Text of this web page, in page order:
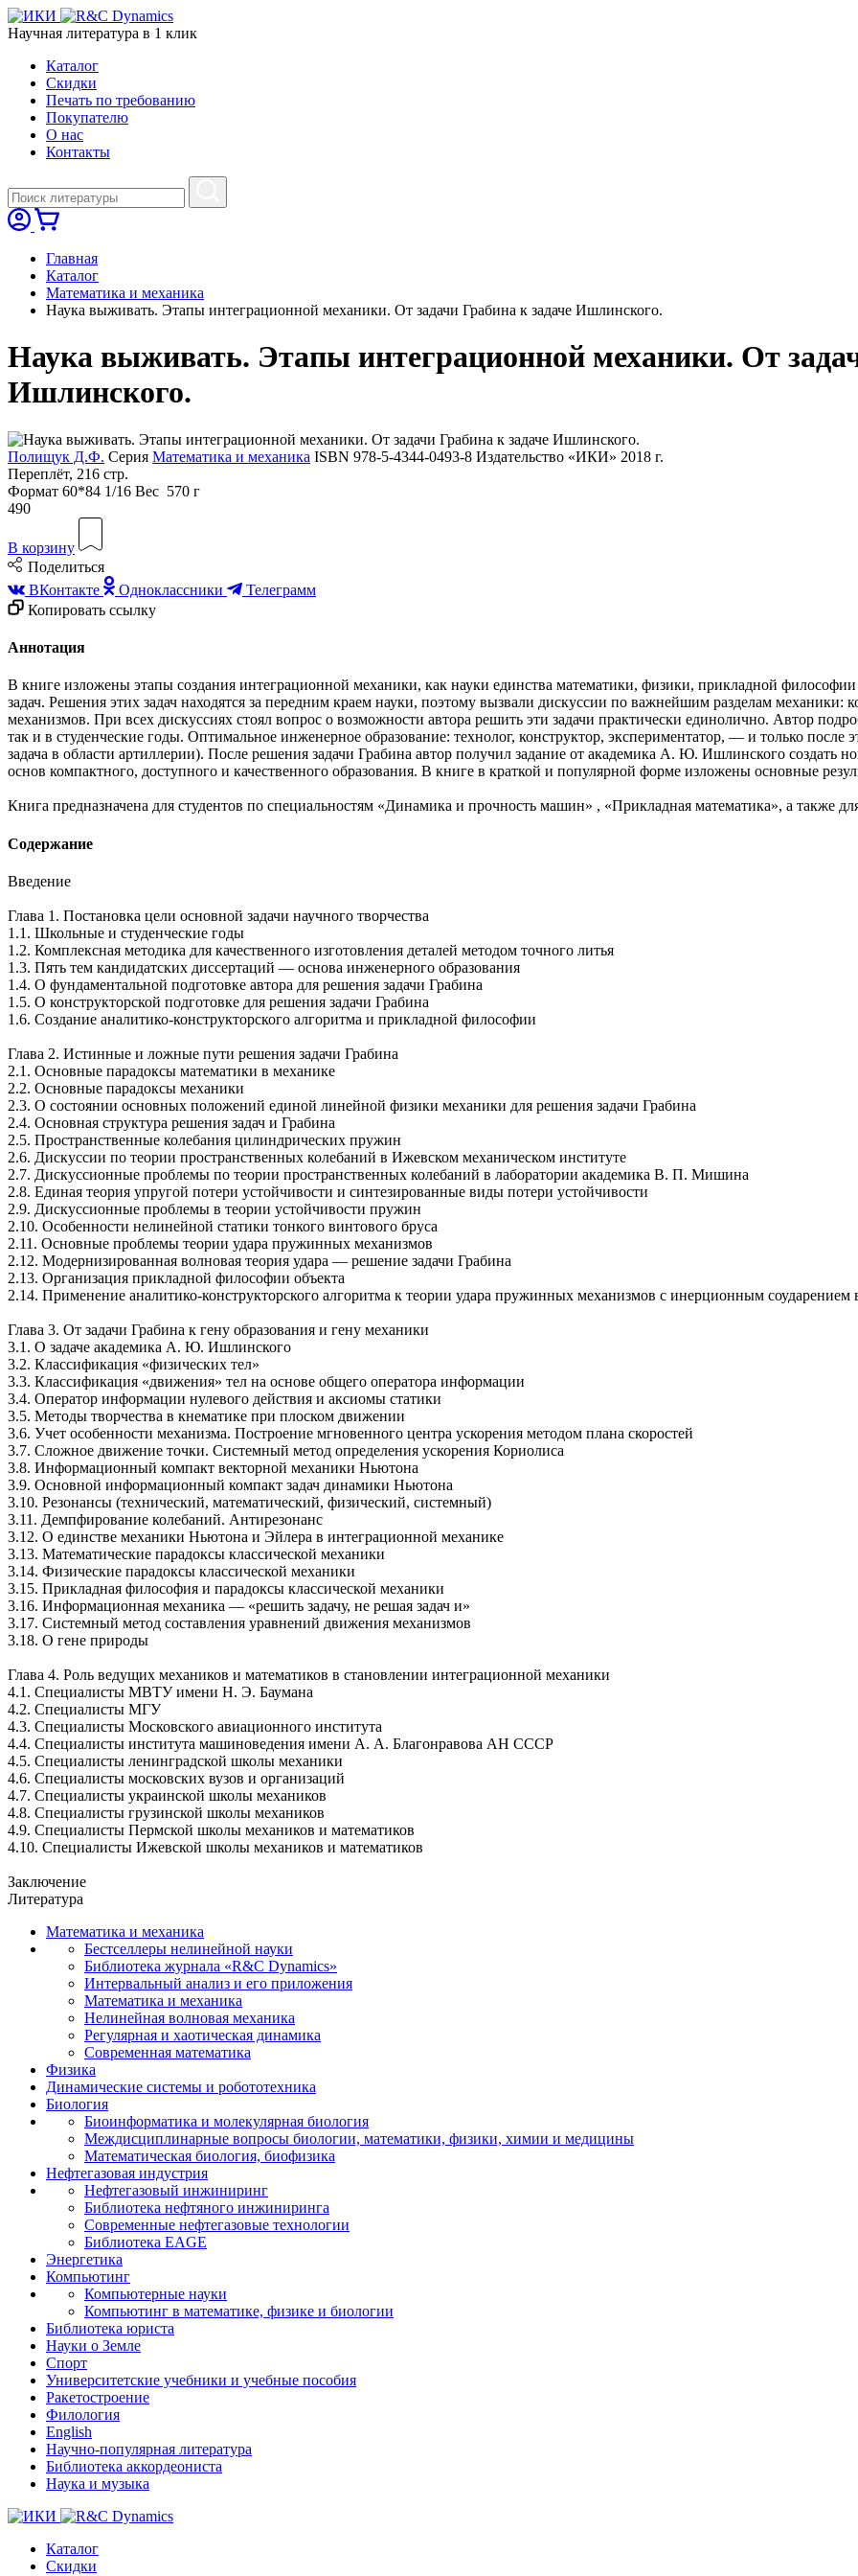
Научная литература в 1 клик
Каталог
Cкидки
Печать по требованию
Покупателю
О нас
Контакты
Главная
Каталог
Математика и механика
Наука выживать. Этапы интеграционной механики. От задачи Грабина к задаче Ишлинского.
Наука выживать. Этапы интеграционной механики. От
Ишлинского.
Полищук Д.Ф. Серия Математика и механика ISBN 978-5-4344-0493-8 Издательство «ИКИ» 2018 г.
Переплёт, 216 стр.
Формат 60*84 1/16 Вес 570 г
490
В корзину
Поделиться
ВКонтакте
Одноклассники
Телеграмм
Копировать ссылку
Аннотация
В книге изложены этапы создания интеграционной механики, как науки единства математики, физики, прикладной
задач. Решения этих задач находятся за передним краем науки, поэтому вызвали дискуссии по важнейшим разделам
механизмов. При всех дискуссиях стоял вопрос о возможности автора решить эти задачи практически единолично. Автор
так и в студенческие годы. Оптимальное инженерное образование: технолог, конструктор, экспериментатор, — и только после
задача в области артиллерии). После решения задачи Грабина автор получил задание от академика А. Ю. Ишлинского создать
основ компактного, доступного и качественного образования. В книге в краткой и популярной форме изложены основные
Книга предназначена для студентов по специальностям «Динамика и прочность машин» , «Прикладная математика», а также
Содержание
Введение
Глава 1. Постановка цели основной задачи научного творчества
1.1. Школьные и студенческие годы
1.2. Комплексная методика для качественного изготовления деталей методом точного литья
1.3. Пять тем кандидатских диссертаций — основа инженерного образования
1.4. О фундаментальной подготовке автора для решения задачи Грабина
1.5. О конструкторской подготовке для решения задачи Грабина
1.6. Создание аналитико-конструкторского алгоритма и прикладной философии
Глава 2. Истинные и ложные пути решения задачи Грабина
2.1. Основные парадоксы математики в механике
2.2. Основные парадоксы механики
2.3. О состоянии основных положений единой линейной физики механики для решения задачи Грабина
2.4. Основная структура решения задач и Грабина
2.5. Пространственные колебания цилиндрических пружин
2.6. Дискуссии по теории пространственных колебаний в Ижевском механическом институте
2.7. Дискуссионные проблемы по теории пространственных колебаний в лаборатории академика В. П. Мишина
2.8. Единая теория упругой потери устойчивости и синтезированные виды потери устойчивости
2.9. Дискуссионные проблемы в теории устойчивости пружин
2.10. Особенности нелинейной статики тонкого винтового бруса
2.11. Основные проблемы теории удара пружинных механизмов
2.12. Модернизированная волновая теория удара — решение задачи Грабина
2.13. Организация прикладной философии объекта
2.14. Применение аналитико-конструкторского алгоритма к теории удара пружинных механизмов с инерционным соударением
Глава 3. От задачи Грабина к гену образования и гену механики
3.1. О задаче академика А. Ю. Ишлинского
3.2. Классификация «физических тел»
3.3. Классификация «движения» тел на основе общего оператора информации
3.4. Оператор информации нулевого действия и аксиомы cтатики
3.5. Методы творчества в кнематике при плоском движении
3.6. Учет особенности механизма. Построение мгновенного центра ускорения методом плана скоростей
3.7. Сложное движение точки. Системный метод определения ускорения Кориолиса
3.8. Информационный компакт векторной механики Ньютона
3.9. Основной информационный компакт задач динамики Ньютона
3.10. Резонансы (технический, математический, физический, системный)
3.11. Демпфирование колебаний. Антирезонанс
3.12. О единстве механики Ньютона и Эйлера в интеграционной механике
3.13. Математические парадоксы классической механики
3.14. Физические парадоксы классической механики
3.15. Прикладная философия и парадоксы классической механики
3.16. Информационная механика — «решить задачу, не решая задач и»
3.17. Системный метод составления уравнений движения механизмов
3.18. О гене природы
Глава 4. Роль ведущих механиков и математиков в становлении интеграционной механики
4.1. Специалисты МВТУ имени Н. Э. Баумана
4.2. Специалисты МГУ
4.3. Специалисты Московского авиационного института
4.4. Специалисты института машиноведения имени А. А. Благонравова АН СССР
4.5. Специалисты ленинградской школы механики
4.6. Специалисты московских вузов и организаций
4.7. Специалисты украинской школы механиков
4.8. Специалисты грузинской школы механиков
4.9. Специалисты Пермской школы механиков и математиков
4.10. Специалисты Ижевской школы механиков и математиков
Заключение
Литература
Математика и механика
Бестселлеры нелинейной науки
Библиотека журнала «R&C Dynamics»
Интервальный анализ и его приложения
Математика и механика
Нелинейная волновая механика
Регулярная и хаотическая динамика
Современная математика
Физика
Динамические системы и робототехника
Биология
Биоинформатика и молекулярная биология
Междисциплинарные вопросы биологии, математики, физики, химии и медицины
Математическая биология, биофизика
Нефтегазовая индустрия
Нефтегазовый инжиниринг
Библиотека нефтяного инжиниринга
Современные нефтегазовые технологии
Библиотека EAGE
Энергетика
Компьютинг
Компьютерные науки
Компьютинг в математике, физике и биологии
Библиотека юриста
Науки о Земле
Спорт
Университетские учебники и учебные пособия
Ракетостроение
Филология
English
Научно-популярная литература
Библиотека аккордеониста
Наука и музыка
Каталог
Cкидки